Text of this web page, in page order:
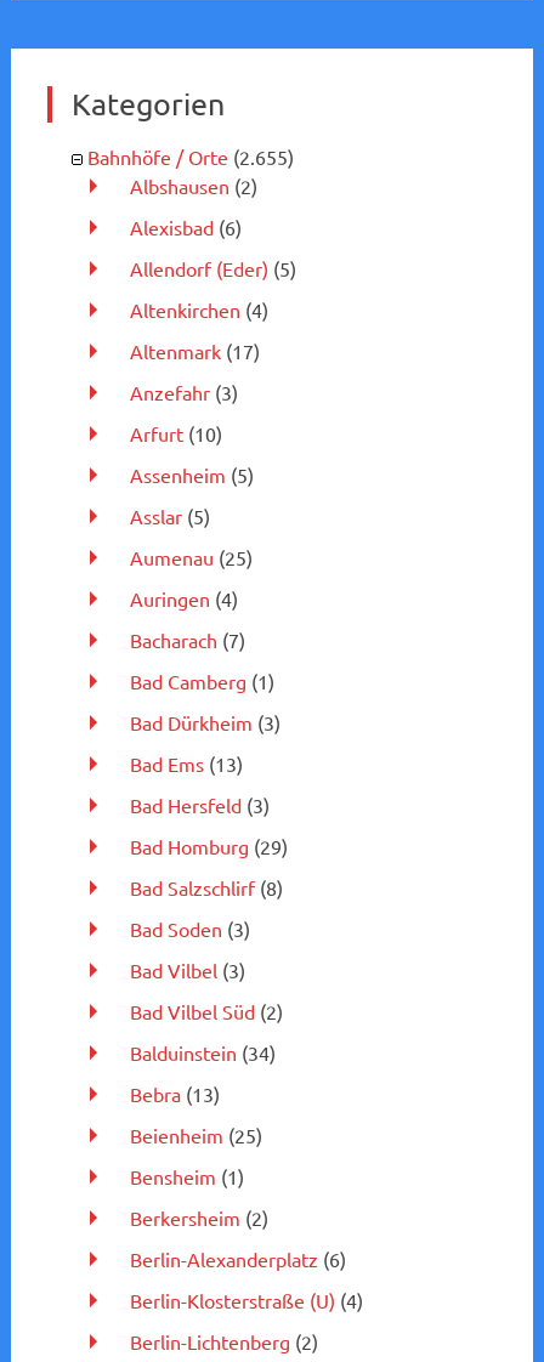
Kategorien
Bahnhöfe / Orte (2.655)
Albshausen (2)
Alexisbad(6)
Allendorf (Eder) (5)
Altenkirchen (4)
Altenmark(17)
Anzefahr(3)
Arfurt(10)
Assenheim (5)
Asslar(5)
Aumenau (25)
Auringen (4)
Bacharach (7)
Bad Camberg (1)
Bad Dürkheim (3)
Bad Ems(13)
Bad Hersfeld(3)
Bad Homburg (29)
Bad Salzschlirf(8)
Bad Soden (3)
Bad Vilbel(3)
Bad Vilbel Süd(2)
Balduinstein (34)
Bebra(13)
Beienheim (25)
Bensheim (1)
Berkersheim (2)
Berlin-Alexanderplatz (6)
Berlin-Klosterstraße (U) (4)
Berlin-Lichtenberg (2)